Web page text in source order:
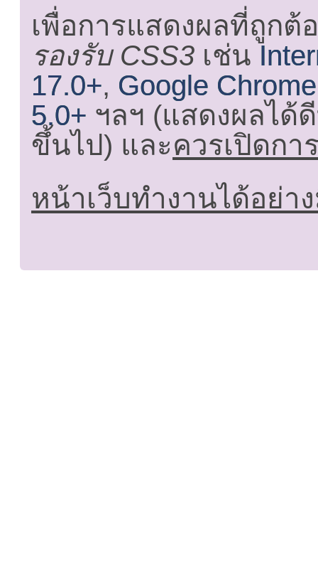
เพื่อการแสดงผลที่ถูกต้
รองรับ CSS3 เช่น
17.0+, Google
5.0+ ฯลฯ (แสดงผลได้
ขึ้นไป) และควรเปิดกา
หน้าเว็บทำงานได้อย่า